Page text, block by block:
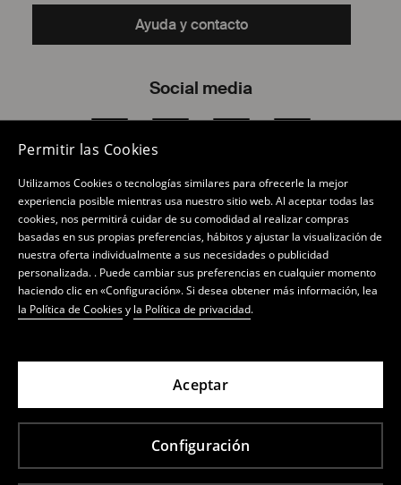
Permitir las Cookies
Utilizamos Cookies o tecnologías similares para ofrecerle la mejor
experiencia posible mientras usa nuestro sitio web. Al aceptar todas las
cookies, nos permitirá cuidar de su comodidad al realizar compras
basadas en sus propias preferencias, hábitos y ajustar la visualización de
nuestra oferta individualmente a sus necesidades o publicidad
personalizada. . Puede cambiar sus preferencias en cualquier momento
haciendo clic en «Configuración». Si desea obtener más información, lea
la Política de Cookiesy la Política de privacidad.
Configuración
Aceptar
Ayuda y contacto
Social media
Facebook YouTube Instagram TikTok
Tienda online
Política de privacidad
Mi cuenta
LPP S.A., Lakowa 39/44, 80-769 Gdańsk,
Gdańsk-Północ en Gdańsk, nº 0000000778,